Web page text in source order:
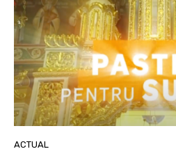
ACTUAL